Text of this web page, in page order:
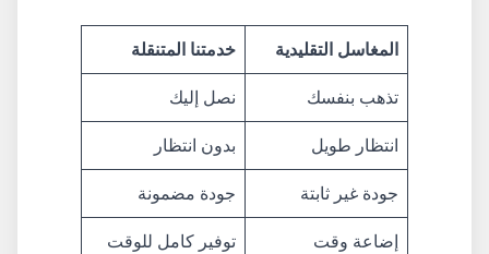
المغاسل التقليدية
خدمتنا المتنقلة
تذهب بنفسك
نصل إليك
انتظار طويل
بدون انتظار
جودة غير ثابتة
جودة مضمونة
إضاعة وقت
توفير كامل للوقت